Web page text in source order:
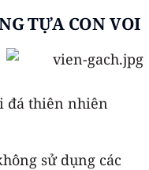
TỰA CON VOI
đá thiên nhiên
sử dụng các